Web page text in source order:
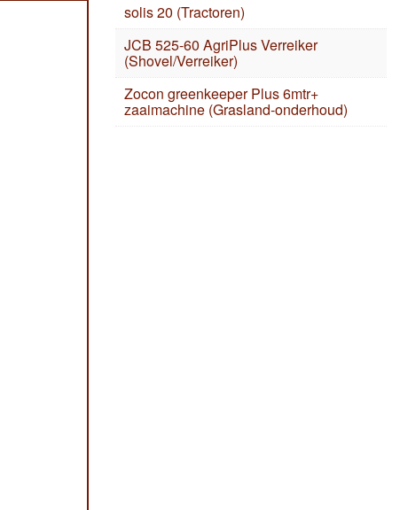
solis 20 (Tractoren)
JCB 525-60 AgriPlus Verreiker
(Shovel/Verreiker)
Zocon greenkeeper Plus 6mtr+
zaaimachine (Grasland-onderhoud)